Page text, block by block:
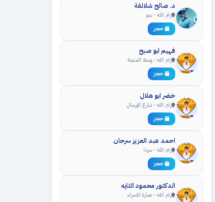
د. صالح شلالفة
رام الله - بدو
حجز
فهيم ابو صبح
رام الله - وسط المدينة
حجز
خضر ابو هلال
رام الله - شارع الإرسال
حجز
احمد عبد العزيز سرحان
رام الله - سردا
حجز
الدكتور محمود التايه
رام الله - عمارة الاسراء